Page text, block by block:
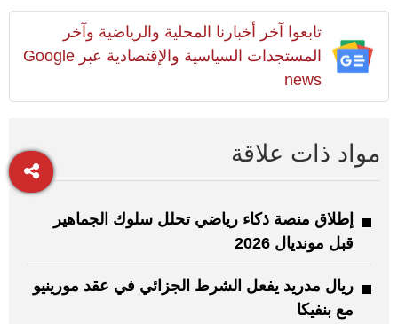
تابعوا آخر أخبارنا المحلية والرياضية وآخر
المستجدات السياسية والإقتصادية عبر Google
news
مواد ذات علاقة
إطلاق منصة ذكاء رياضي تحلل سلوك الجماهير
قبل مونديال 2026
ريال مدريد يفعل الشرط الجزائي في عقد مورينيو
مع بنفيكا